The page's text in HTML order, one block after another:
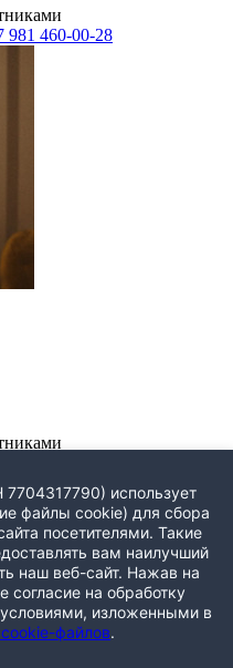
981 460-00-28
293-48-98
125-90-68
использует
файлы cookie) для сбора
посетителями. Такие
вам наилучший
наш веб-сайт. Нажав на
согласие на обработку
изложенными в
файлов.